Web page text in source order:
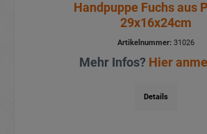
Handpuppe Fuchs aus
29x16x24cm
Artikelnummer:31026
Mehr Infos? Hier
Details